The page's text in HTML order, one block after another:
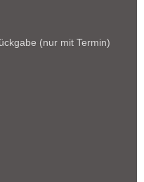
(nur mit Termin)